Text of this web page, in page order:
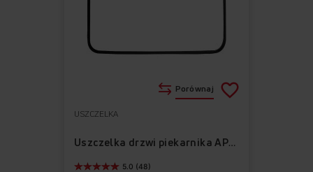
USZCZELKA
Uszczelka drzwi piekarnika APS1013
5.0 (48)
Porównaj